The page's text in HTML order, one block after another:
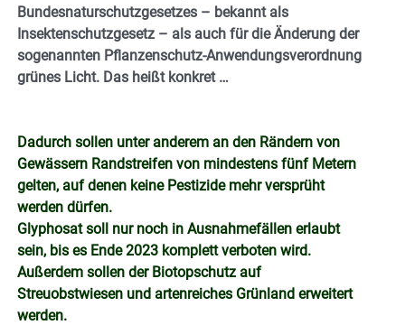
Bundesnaturschutzgesetzes – bekannt als
Insektenschutzgesetz – als auch für die Änderung der
sogenannten Pflanzenschutz-Anwendungsverordnung
grünes Licht. Das heißt konkret …
Dadurch sollen unter anderem an den Rändern von
Gewässern Randstreifen von mindestens fünf Metern
gelten, auf denen keine Pestizide mehr versprüht
werden dürfen.
Glyphosat soll nur noch in Ausnahmefällen erlaubt
sein, bis es Ende 2023 komplett verboten wird.
Außerdem sollen der Biotopschutz auf
Streuobstwiesen und artenreiches Grünland erweitert
werden.